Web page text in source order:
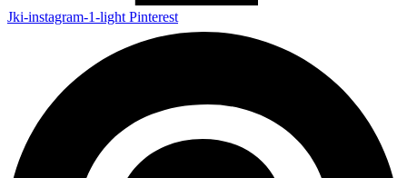
Jki-instagram-1-light Pinterest